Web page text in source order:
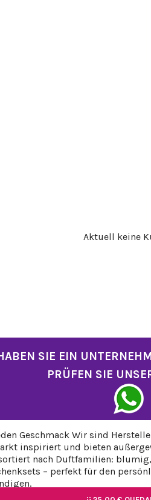
Aktuell keine
SIE EIN
PRÜFEN SIE
Geschmack Wir sind
inspiriert und bieten
nach Duftfamilien:
– perfekt für den